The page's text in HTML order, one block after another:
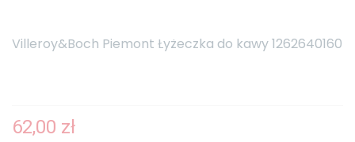
Villeroy&Boch Piemont Łyżeczka do kawy 1262640160
62,00 zł